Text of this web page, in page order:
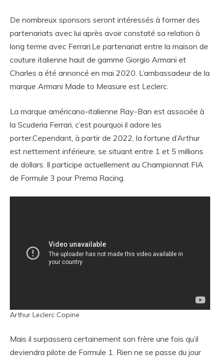
De nombreux sponsors seront intéressés à former des
partenariats avec lui après avoir constaté sa relation à
long terme avec Ferrari.Le partenariat entre la maison de
couture italienne haut de gamme Giorgio Armani et
Charles a été annoncé en mai 2020. L’ambassadeur de la
marque Armani Made to Measure est Leclerc.
La marque américano-italienne Ray-Ban est associée à
la Scuderia Ferrari, c’est pourquoi il adore les
porter.Cependant, à partir de 2022, la fortune d’Arthur
est nettement inférieure, se situant entre 1 et 5 millions
de dollars. Il participe actuellement au Championnat FIA
de Formule 3 pour Prema Racing.
Arthur Leclerc Copine
Mais il surpassera certainement son frère une fois qu’il
deviendra pilote de Formule 1. Rien ne se passe du jour